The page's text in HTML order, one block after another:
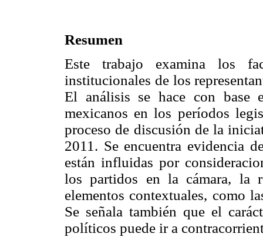
Resumen
Este trabajo examina los
institucionales de los
El análisis se hace con base
mexicanos en los períodos
proceso de discusión de la
2011. Se encuentra evidencia
están influidas por
los partidos en la cámara, la
elementos contextuales, como
Se señala también que el
políticos puede ir a